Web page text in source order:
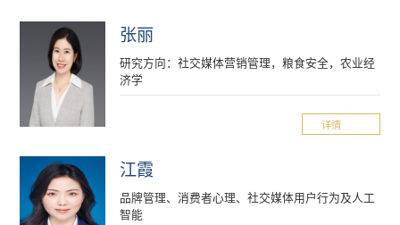
张丽
研究方向：社交媒体营销管理，粮食安全，农业经
济学
详情
江霞
品牌管理、消费者心理、社交媒体用户行为及人工
智能